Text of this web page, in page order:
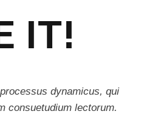
IT!
dynamicus, qui
consuetudium lectorum.